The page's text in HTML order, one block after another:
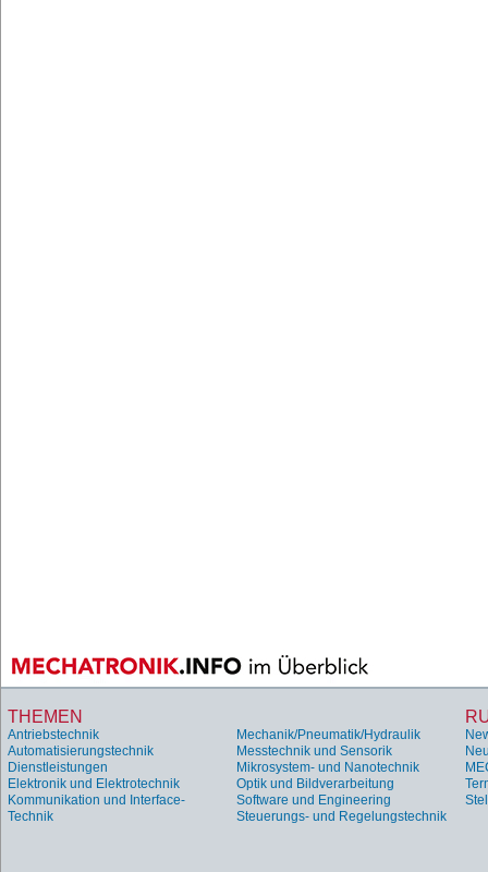
THEMEN
Antriebstechnik
Automatisierungstechnik
Dienstleistungen
Elektronik und Elektrotechnik
Kommunikation und Interface-
Technik
Mechanik/Pneumatik/Hydraulik
Messtechnik und Sensorik
Mikrosystem- und Nanotechnik
Optik und Bildverarbeitung
Software und Engineering
Steuerungs- und Regelungstechnik